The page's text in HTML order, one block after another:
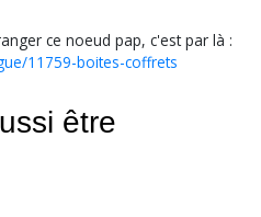
ce noeud pap, c'est par là :
11759-boites-coffrets
être